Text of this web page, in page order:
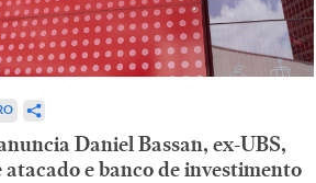
Daniel Bassan, ex-UBS,
atacado e banco de investimento